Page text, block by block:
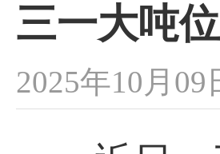
三一大吨
2025年10月09